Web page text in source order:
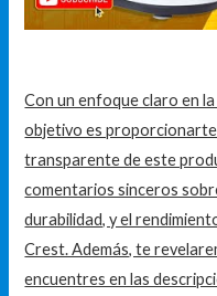
Con un enfoque claro en
objetivo es
transparente de este
comentarios sinceros
durabilidad, y el
Crest. Además, te
encuentres en las